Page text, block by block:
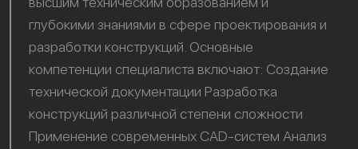
глубокими знаниями в сфере проектирования и
разработки конструкций. Основные
компетенции специалиста включают: Создание
технической документации Разработка
конструкций различной степени сложности
Применение современных CAD-систем Анализ